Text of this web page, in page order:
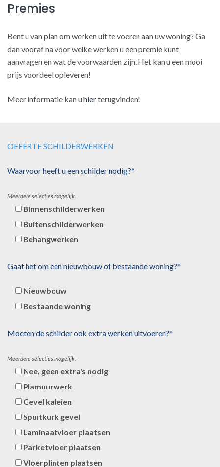
Premies
Bent u van plan om werken uit te voeren aan uw woning? Ga
dan vooraf na voor welke werken u een premie kunt
aanvragen en wat de voorwaarden zijn. Het kan u een mooi
prijs voordeel opleveren!
Meer informatie kan uhierterugvinden!
OFFERTE SCHILDERWERKEN
Waarvoor heeft u een schilder nodig?*
Meerdere selecties mogelijk.
Binnenschilderwerken
Buitenschilderwerken
Behangwerken
Gaat het om een nieuwbouw of bestaande woning?*
Nieuwbouw
Bestaande woning
Moeten de schilder ook extra werken uitvoeren?*
Meerdere selecties mogelijk.
Nee, geen extra's nodig
Plamuurwerk
Gevel kaleien
Spuitkurk gevel
Laminaatvloer plaatsen
Parketvloer plaatsen
Vloerplinten plaatsen